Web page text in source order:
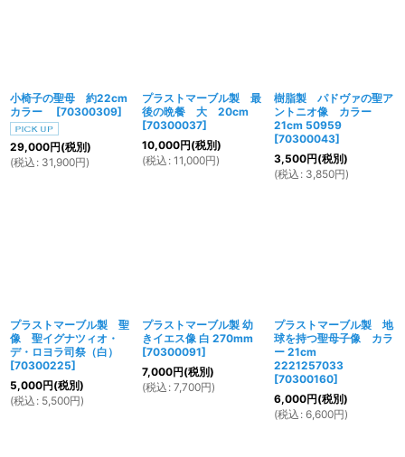
小椅子の聖母 約22cm
カラー
[70300309]
29,000円(税別)
(税込 : 31,900円)
プラストマーブル製 最
後の晩餐 大 20cm
[70300037]
10,000円(税別)
(税込 : 11,000円)
樹脂製 パドヴァの聖ア
ントニオ像 カラー
21cm 50959
[70300043]
3,500円(税別)
(税込 : 3,850円)
プラストマーブル製 聖
像 聖イグナツィオ・
デ・ロヨラ司祭（白）
[70300225]
5,000円(税別)
(税込 : 5,500円)
プラストマーブル製 幼
きイエス像 白 270mm
[70300091]
7,000円(税別)
(税込 : 7,700円)
プラストマーブル製 地
球を持つ聖母子像 カラ
ー 21cm
2221257033
[70300160]
6,000円(税別)
(税込 : 6,600円)